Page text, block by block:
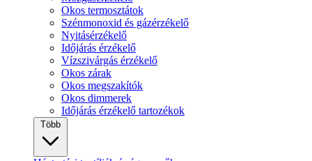
Okos termosztátok
Szénmonoxid és gázérzékelő
Nyitásérzékelő
Időjárás érzékelő
Vízszivárgás érzékelő
Okos zárak
Okos megszakítók
Okos dimmerek
Időjárás érzékelő tartozékok